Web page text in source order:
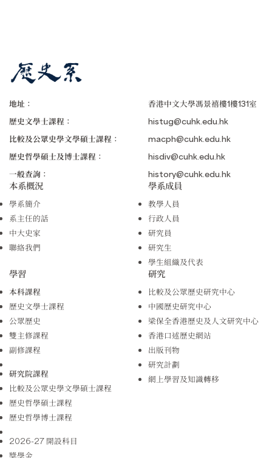
地址：
香港中文大學馮景禧樓1樓131室
歷史文學士課程：
histug@cuhk.edu.hk
比較及公眾史學文學碩士課程：
macph@cuhk.edu.hk
歷史哲學碩士及博士課程：
hisdiv@cuhk.edu.hk
一般查詢：
history@cuhk.edu.hk
本系概況
學系簡介
系主任的話
中大史家
聯絡我們
學系成員
教學人員
行政人員
研究員
研究生
學生組織及代表
學習
本科課程
歷史文學士課程
公眾歷史
雙主修課程
副修課程
研究院課程
比較及公眾史學文學碩士課程
歷史哲學碩士課程
歷史哲學博士課程
2026-27 開設科目
獎學金
研究
比較及公眾歷史研究中心
中國歷史研究中心
梁保全香港歷史及人文研究中心
香港口述歷史網站
出版刊物
研究計劃
網上學習及知識轉移